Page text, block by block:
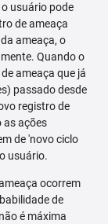
usuário pode
de ameaça
ameaça, o
Quando o
ameaça que já
passado desde
registro de
as ações
de 'novo ciclo
usuário.
ocorrem
de
é máxima